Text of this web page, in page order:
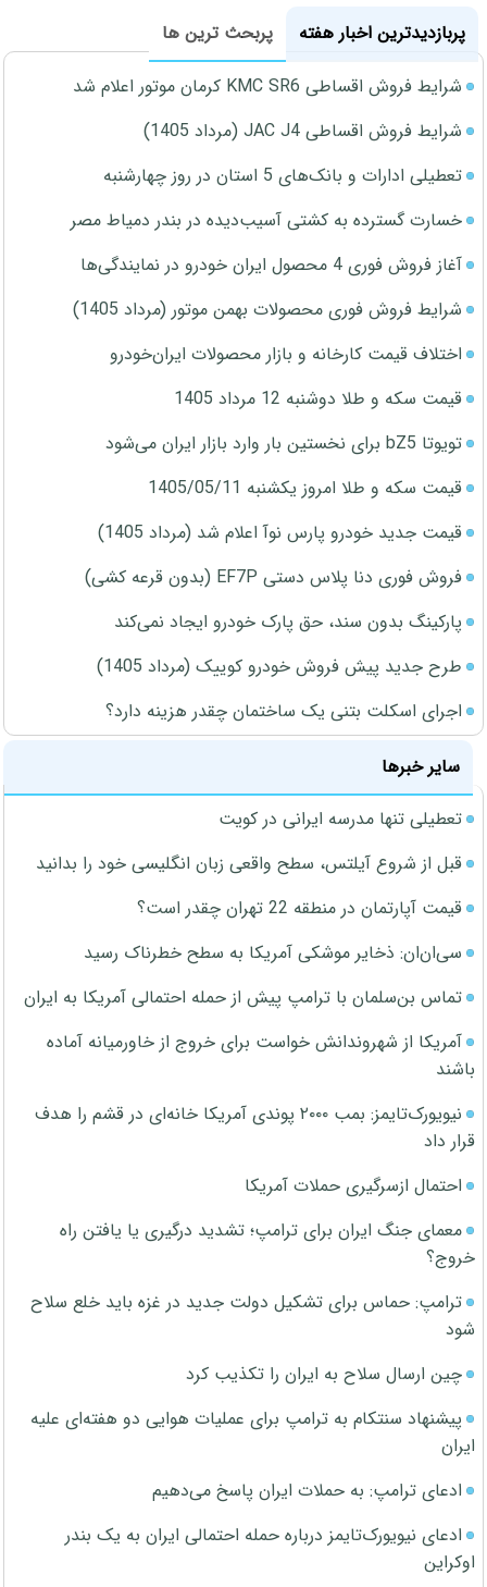
پربازدیدترین اخبار هفته
پربحث ترین ها
شرایط فروش اقساطی KMC SR6 کرمان موتور اعلام شد
شرایط فروش اقساطی JAC J4 (مرداد 1405)
تعطیلی ادارات و بانک‌های 5 استان در روز چهارشنبه
خسارت گسترده به کشتی آسیب‌دیده در بندر دمیاط مصر
آغاز فروش فوری 4 محصول ایران خودرو در نمایندگی‌ها
شرایط فروش فوری محصولات بهمن موتور (مرداد 1405)
اختلاف قیمت کارخانه و بازار محصولات ایران‌خودرو
قیمت سکه و طلا دوشنبه 12 مرداد 1405
تویوتا bZ5 برای نخستین بار وارد بازار ایران می‌شود
قیمت سکه و طلا امروز یکشنبه 1405/05/11
قیمت جدید خودرو پارس نوآ اعلام شد (مرداد 1405)
فروش فوری دنا پلاس دستی EF7P (بدون قرعه کشی)
پارکینگ بدون سند، حق پارک خودرو ایجاد نمی‌کند
طرح جدید پیش فروش خودرو کوییک (مرداد 1405)
اجرای اسکلت بتنی یک ساختمان چقدر هزینه دارد؟
سایر خبرها
تعطیلی تنها مدرسه ایرانی در کویت
قبل از شروع آیلتس، سطح واقعی زبان انگلیسی خود را بدانید
قیمت آپارتمان در منطقه 22 تهران چقدر است؟
سی‌ان‌ان: ذخایر موشکی آمریکا به سطح خطرناک رسید
تماس بن‌سلمان با ترامپ پیش از حمله احتمالی آمریکا به ایران
آمریکا از شهروندانش خواست برای خروج از خاورمیانه آماده
باشند
نیویورک‌تایمز: بمب ۲۰۰۰ پوندی آمریکا خانه‌ای در قشم را هدف
قرار داد
احتمال ازسرگیری حملات آمریکا
معمای جنگ ایران برای ترامپ؛ تشدید درگیری یا یافتن راه
خروج؟
ترامپ: حماس برای تشکیل دولت جدید در غزه باید خلع سلاح
شود
چین ارسال سلاح به ایران را تکذیب کرد
پیشنهاد سنتکام به ترامپ برای عملیات هوایی دو هفته‌ای علیه
ایران
ادعای ترامپ: به حملات ایران پاسخ می‌دهیم
ادعای نیویورک‌تایمز درباره حمله احتمالی ایران به یک بندر
اوکراین